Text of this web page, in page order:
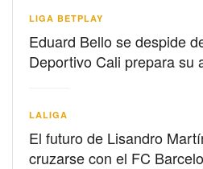
LIGA BETPLAY
Eduard Bello se despide
Deportivo Cali prepara su
LALIGA
El futuro de Lisandro
cruzarse con el FC